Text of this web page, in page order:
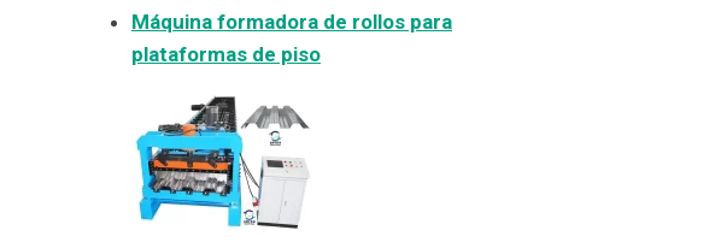
Máquina formadora de rollos para
plataformas de piso